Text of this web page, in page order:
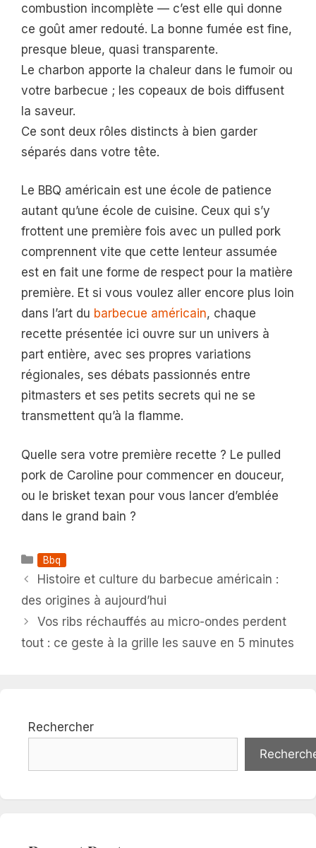
combustion incomplète — c’est elle qui donne
ce goût amer redouté. La bonne fumée est fine,
presque bleue, quasi transparente.
Le charbon apporte la chaleur dans le fumoir ou
votre barbecue ; les copeaux de bois diffusent
la saveur.
Ce sont deux rôles distincts à bien garder
séparés dans votre tête.
Le BBQ américain est une école de patience
autant qu’une école de cuisine. Ceux qui s’y
frottent une première fois avec un pulled pork
comprennent vite que cette lenteur assumée
est en fait une forme de respect pour la matière
première. Et si vous voulez aller encore plus loin
dans l’art du barbecue américain, chaque
recette présentée ici ouvre sur un univers à
part entière, avec ses propres variations
régionales, ses débats passionnés entre
pitmasters et ses petits secrets qui ne se
transmettent qu’à la flamme.
Quelle sera votre première recette ? Le pulled
pork de Caroline pour commencer en douceur,
ou le brisket texan pour vous lancer d’emblée
dans le grand bain ?
Catégories
Bbq
Histoire et culture du barbecue américain :
des origines à aujourd’hui
Vos ribs réchauffés au micro-ondes perdent
tout : ce geste à la grille les sauve en 5 minutes
Rechercher